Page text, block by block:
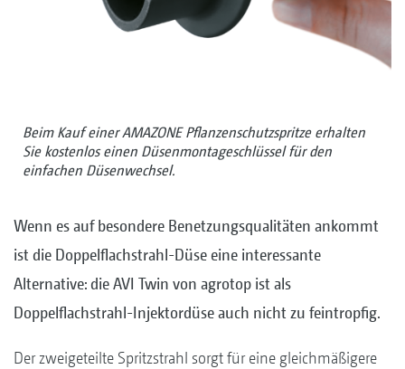
Beim Kauf einer AMAZONE Pflanzenschutzspritze erhalten
Sie kostenlos einen Düsenmontageschlüssel für den
einfachen Düsenwechsel.
Wenn es auf besondere Benetzungsqualitäten ankommt
ist die Doppelflachstrahl-Düse eine interessante
Alternative: die AVI Twin von agrotop ist als
Doppelflachstrahl-Injektordüse auch nicht zu feintropfig.
Der zweigeteilte Spritzstrahl sorgt für eine gleichmäßigere